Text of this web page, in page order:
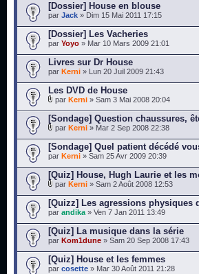
[Dossier] House en blouse
par Jack » Dim 15 Mai 2011 17:15
[Dossier] Les Vacheries
par Yoyo » Mar 10 Mars 2009 21:01
Livres sur Dr House
par Kerni » Lun 20 Juil 2009 21:43
Les DVD de House
par Kerni » Sam 3 Mai 2008 20:04
[Sondage] Question chaussures,
par Kerni » Mar 2 Sep 2008 22:38
[Sondage] Quel patient décédé
par Kerni » Sam 25 Avr 2009 20:39
[Quiz] House, Hugh Laurie et les
par Kerni » Sam 2 Août 2008 12:53
[Quizz] Les agressions physiques
par andika » Ven 7 Jan 2011 13:49
[Quiz] La musique dans la série
par Kom1dune » Sam 20 Sep 2008 17:43
[Quiz] House et les femmes
par cosette » Mar 30 Août 2011 21:28